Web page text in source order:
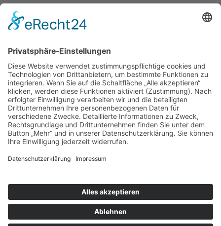
Unterstütze die .lkj) Sachsen-Anhalt durch deine
Online-Einkäufe. Ganz ohne Mehrkosten.
Kontakt
Impressum
Datenschutzerklärung
Barrierefreiheitserklärung
Downloads
Facebook
Instagram Vimeo Youtube
Die lkj verwendet Cookies, um die Webseite
bestmöglich an die Bedürfnisse unserer Besucher